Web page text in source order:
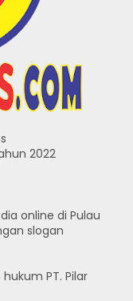
2022
online di Pulau
slogan
PT. Pilar